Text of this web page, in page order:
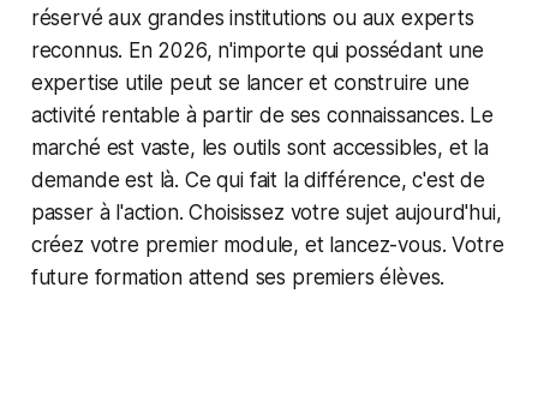
réservé aux grandes institutions ou aux experts
reconnus. En 2026, n'importe qui possédant une
expertise utile peut se lancer et construire une
activité rentable à partir de ses connaissances. Le
marché est vaste, les outils sont accessibles, et la
demande est là. Ce qui fait la différence, c'est de
passer à l'action. Choisissez votre sujet aujourd'hui,
créez votre premier module, et lancez-vous. Votre
future formation attend ses premiers élèves.